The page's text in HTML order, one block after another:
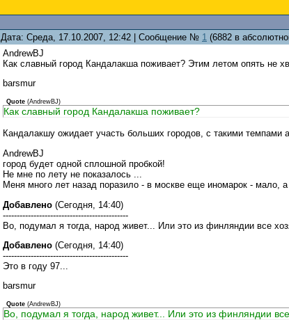
Дата: Среда, 17.10.2007, 12:42 | Сообщение № 1 (6882 в
AndrewBJ
Как славный город Кандалакша поживает? Этим летом опять не
barsmur
Quote (AndrewBJ)
Как славный город Кандалакша поживает?
Кандалакшу ожидает участь больших городов, с такими темпами
AndrewBJ
город будет одной сплошной пробкой!
Не мне по лету не показалось ...
Меня много лет назад поразило - в москве еще иномарок - мало,
Добавлено (Сегодня, 14:40)
---------------------------------------------
Во, подумал я тогда, народ живет... Или это из финляндии все
Добавлено (Сегодня, 14:40)
---------------------------------------------
Это в году 97...
barsmur
Quote (AndrewBJ)
Во, подумал я тогда, народ живет... Или это из финляндии